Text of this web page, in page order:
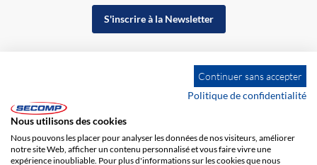
S'inscrire à la Newsletter
Continuer sans accepter
Politique de confidentialité
Nous utilisons des cookies
Nous pouvons les placer pour analyser les données de nos visiteurs, améliorer
notre site Web, afficher un contenu personnalisé et vous faire vivre une
expérience inoubliable. Pour plus d'informations sur les cookies que nous